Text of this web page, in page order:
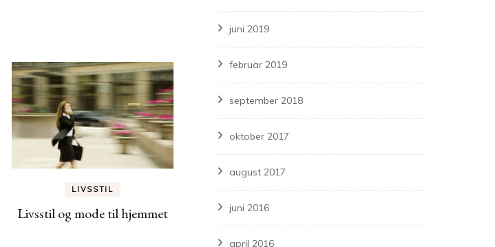
LIVSSTIL
Livsstil og mode til hjemmet
juni 2019
februar 2019
september 2018
oktober 2017
august 2017
juni 2016
april 2016